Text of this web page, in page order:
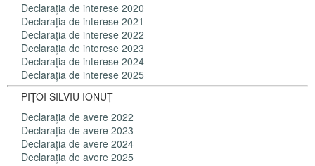
Declaraţia de interese 2020
Declaraţia de interese 2021
Declaraţia de interese 2022
Declaraţia de interese 2023
Declaraţia de interese 2024
Declaraţia de interese 2025
PIȚOI SILVIU IONUȚ
Declaraţia de avere 2022
Declaraţia de avere 2023
Declaraţia de avere 2024
Declaraţia de avere 2025